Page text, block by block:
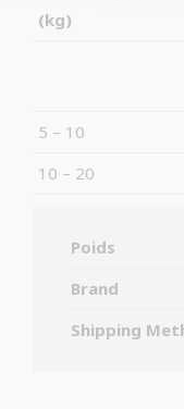
(kg)
5 – 10
10 – 20
Poids
Brand
Shipping